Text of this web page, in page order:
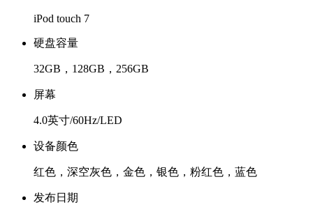
iPod touch 7
硬盘容量
32GB，128GB，256GB
屏幕
4.0英寸/60Hz/LED
设备颜色
红色，深空灰色，金色，银色，粉红色，蓝色
发布日期